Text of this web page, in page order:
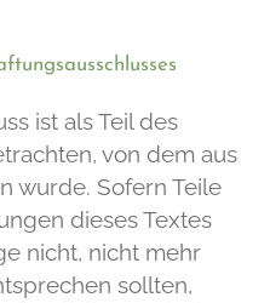
ist als Teil des
von dem aus
wurde. Sofern Teile
dieses Textes
nicht, nicht mehr
sollten,